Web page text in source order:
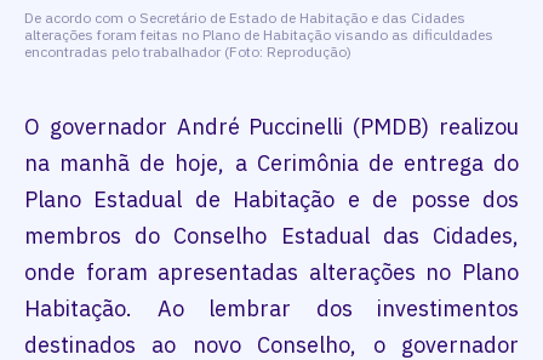
De acordo com o Secretário de Estado de Habitação e das Cidades
alterações foram feitas no Plano de Habitação visando as dificuldades
encontradas pelo trabalhador (Foto: Reprodução)
O governador André Puccinelli (PMDB) realizou
na manhã de hoje, a Cerimônia de entrega do
Plano Estadual de Habitação e de posse dos
membros do Conselho Estadual das Cidades,
onde foram apresentadas alterações no Plano
Habitação. Ao lembrar dos investimentos
destinados ao novo Conselho, o governador